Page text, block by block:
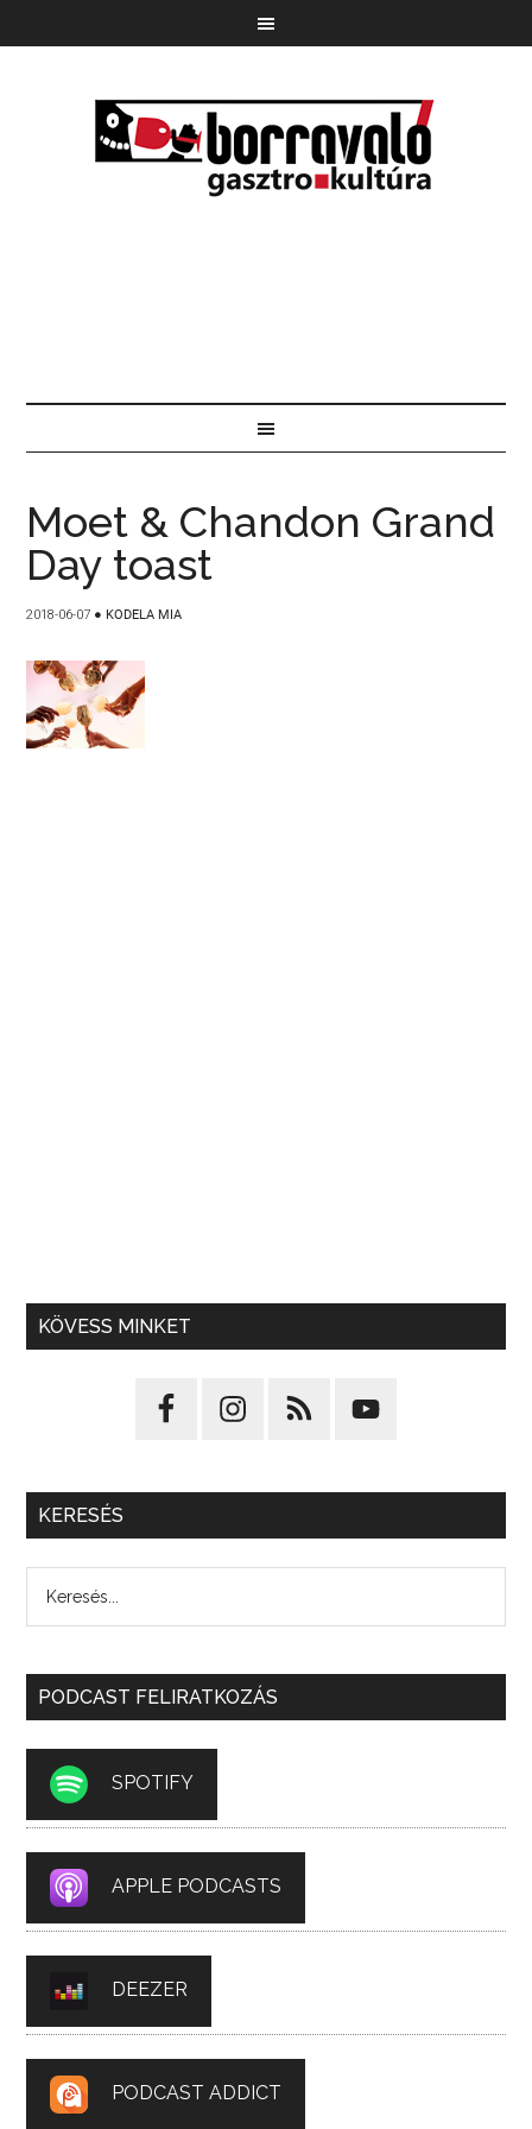
Moet & Chandon Grand
Day toast
2018-06-07 ● KODELA MIA
KÖVESS MINKET
KERESÉS
PODCAST FELIRATKOZÁS
SPOTIFY
APPLE PODCASTS
DEEZER
PODCAST ADDICT